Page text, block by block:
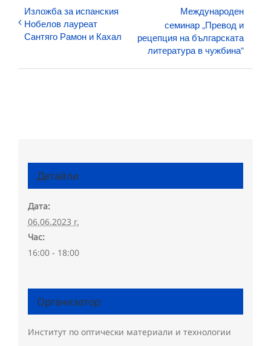
Изложба за испанския
Нобелов лауреат
Сантяго Рамон и Кахал
Международен
семинар „Превод и
рецепция на българската
литература в чужбина“
Детайли
Дата:
06.06.2023 г.
Час:
16:00 - 18:00
Организатор
Институт по оптически материали и технологии